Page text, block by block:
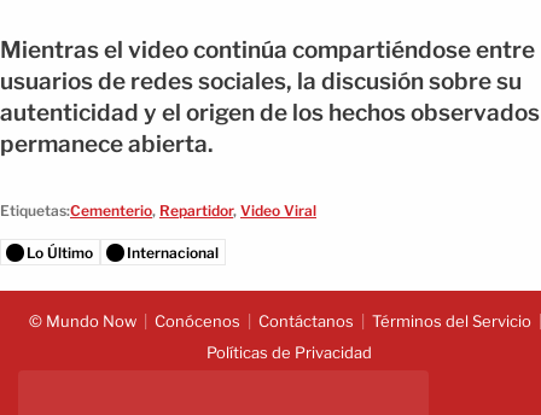
Mientras el video continúa compartiéndose entre
usuarios de redes sociales, la discusión sobre su
autenticidad y el origen de los hechos observados
permanece abierta.
Etiquetas:Cementerio, Repartidor, Video Viral
Lo Último Internacional
© Mundo Now Conócenos Contáctanos
Términos del Servicio
Políticas de Privacidad